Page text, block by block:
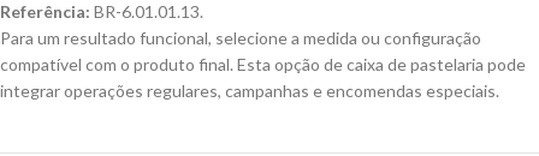
Referência: BR-6.01.01.13.
Para um resultado funcional, selecione a medida ou configuração
compatível com o produto final. Esta opção de caixa de pastelaria pode
integrar operações regulares, campanhas e encomendas especiais.